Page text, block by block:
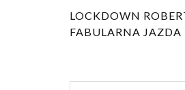
LOCKDOWN
FABULARNA JAZDA